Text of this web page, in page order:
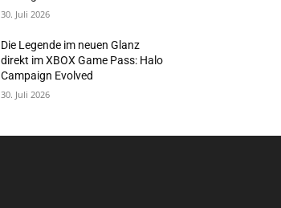
30. Juli 2026
Die Legende im neuen Glanz
direkt im XBOX Game Pass: Halo
Campaign Evolved
30. Juli 2026